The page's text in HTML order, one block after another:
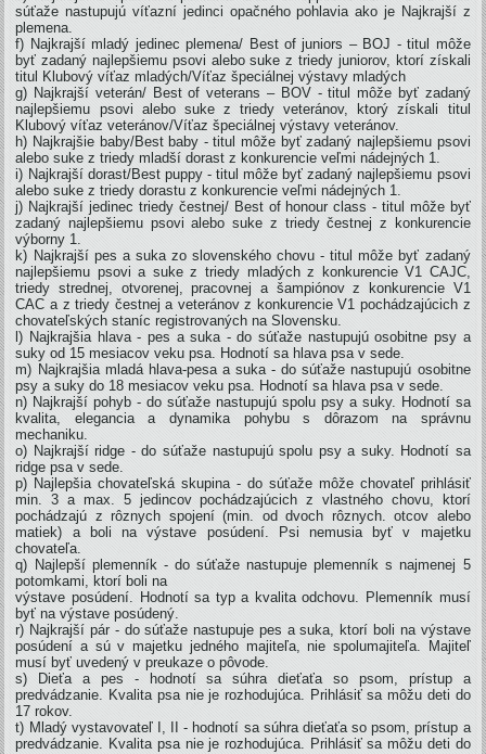
súťaže nastupujú víťazní jedinci opačného pohlavia ako je Najkrajší z
plemena.
f) Najkrajší mladý jedinec plemena/ Best of juniors – BOJ - titul môže
byť zadaný najlepšiemu psovi alebo suke z triedy juniorov, ktorí získali
titul Klubový víťaz mladých/Víťaz špeciálnej výstavy mladých
g) Najkrajší veterán/ Best of veterans – BOV - titul môže byť zadaný
najlepšiemu psovi alebo suke z triedy veteránov, ktorý získali titul
Klubový víťaz veteránov/Víťaz špeciálnej výstavy veteránov.
h) Najkrajšie baby/Best baby - titul môže byť zadaný najlepšiemu psovi
alebo suke z triedy mladší dorast z konkurencie veľmi nádejných 1.
i) Najkrajší dorast/Best puppy - titul môže byť zadaný najlepšiemu psovi
alebo suke z triedy dorastu z konkurencie veľmi nádejných 1.
j) Najkrajší jedinec triedy čestnej/ Best of honour class - titul môže byť
zadaný najlepšiemu psovi alebo suke z triedy čestnej z konkurencie
výborny 1.
k) Najkrajší pes a suka zo slovenského chovu - titul môže byť zadaný
najlepšiemu psovi a suke z triedy mladých z konkurencie V1 CAJC,
triedy strednej, otvorenej, pracovnej a šampiónov z konkurencie V1
CAC a z triedy čestnej a veteránov z konkurencie V1 pochádzajúcich z
chovateľských staníc registrovaných na Slovensku.
l) Najkrajšia hlava - pes a suka - do súťaže nastupujú osobitne psy a
suky od 15 mesiacov veku psa. Hodnotí sa hlava psa v sede.
m) Najkrajšia mladá hlava-pesa a suka - do súťaže nastupujú osobitne
psy a suky do 18 mesiacov veku psa. Hodnotí sa hlava psa v sede.
n) Najkrajší pohyb - do súťaže nastupujú spolu psy a suky. Hodnotí sa
kvalita, elegancia a dynamika pohybu s dôrazom na správnu
mechaniku.
o) Najkrajší ridge - do súťaže nastupujú spolu psy a suky. Hodnotí sa
ridge psa v sede.
p) Najlepšia chovateľská skupina - do súťaže môže chovateľ prihlásiť
min. 3 a max. 5 jedincov pochádzajúcich z vlastného chovu, ktorí
pochádzajú z rôznych spojení (min. od dvoch rôznych. otcov alebo
matiek) a boli na výstave posúdení. Psi nemusia byť v majetku
chovateľa.
q) Najlepší plemenník - do súťaže nastupuje plemenník s najmenej 5
potomkami, ktorí boli na
výstave posúdení. Hodnotí sa typ a kvalita odchovu. Plemenník musí
byť na výstave posúdený.
r) Najkrajší pár - do súťaže nastupuje pes a suka, ktorí boli na výstave
posúdení a sú v majetku jedného majiteľa, nie spolumajiteľa. Majiteľ
musí byť uvedený v preukaze o pôvode.
s) Dieťa a pes - hodnotí sa súhra dieťaťa so psom, prístup a
predvádzanie. Kvalita psa nie je rozhodujúca. Prihlásiť sa môžu deti do
17 rokov.
t) Mladý vystavovateľ I, II - hodnotí sa súhra dieťaťa so psom, prístup a
predvádzanie. Kvalita psa nie je rozhodujúca. Prihlásiť sa môžu deti do